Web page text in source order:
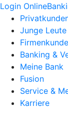
Login
Junge Leute
Banking &
Meine Bank
Fusion
Service &
Karriere